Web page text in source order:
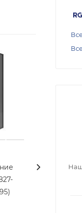
Niagara Nova